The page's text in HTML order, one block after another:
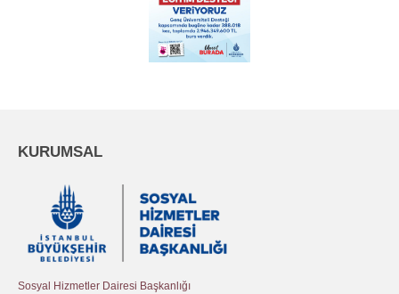
KURUMSAL
Sosyal Hizmetler Dairesi Başkanlığı